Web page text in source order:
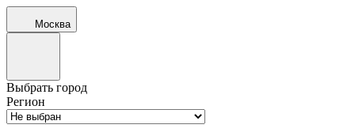
Москва
Выбрать город
Регион